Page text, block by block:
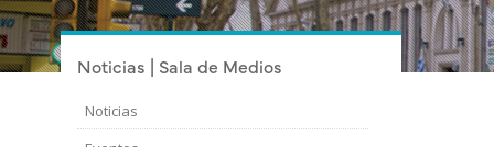
Noticias | Sala de Medios
Noticias